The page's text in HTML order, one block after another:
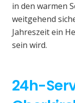
in den warmen
weitgehend
Jahreszeit ein
sein wird.
24h-